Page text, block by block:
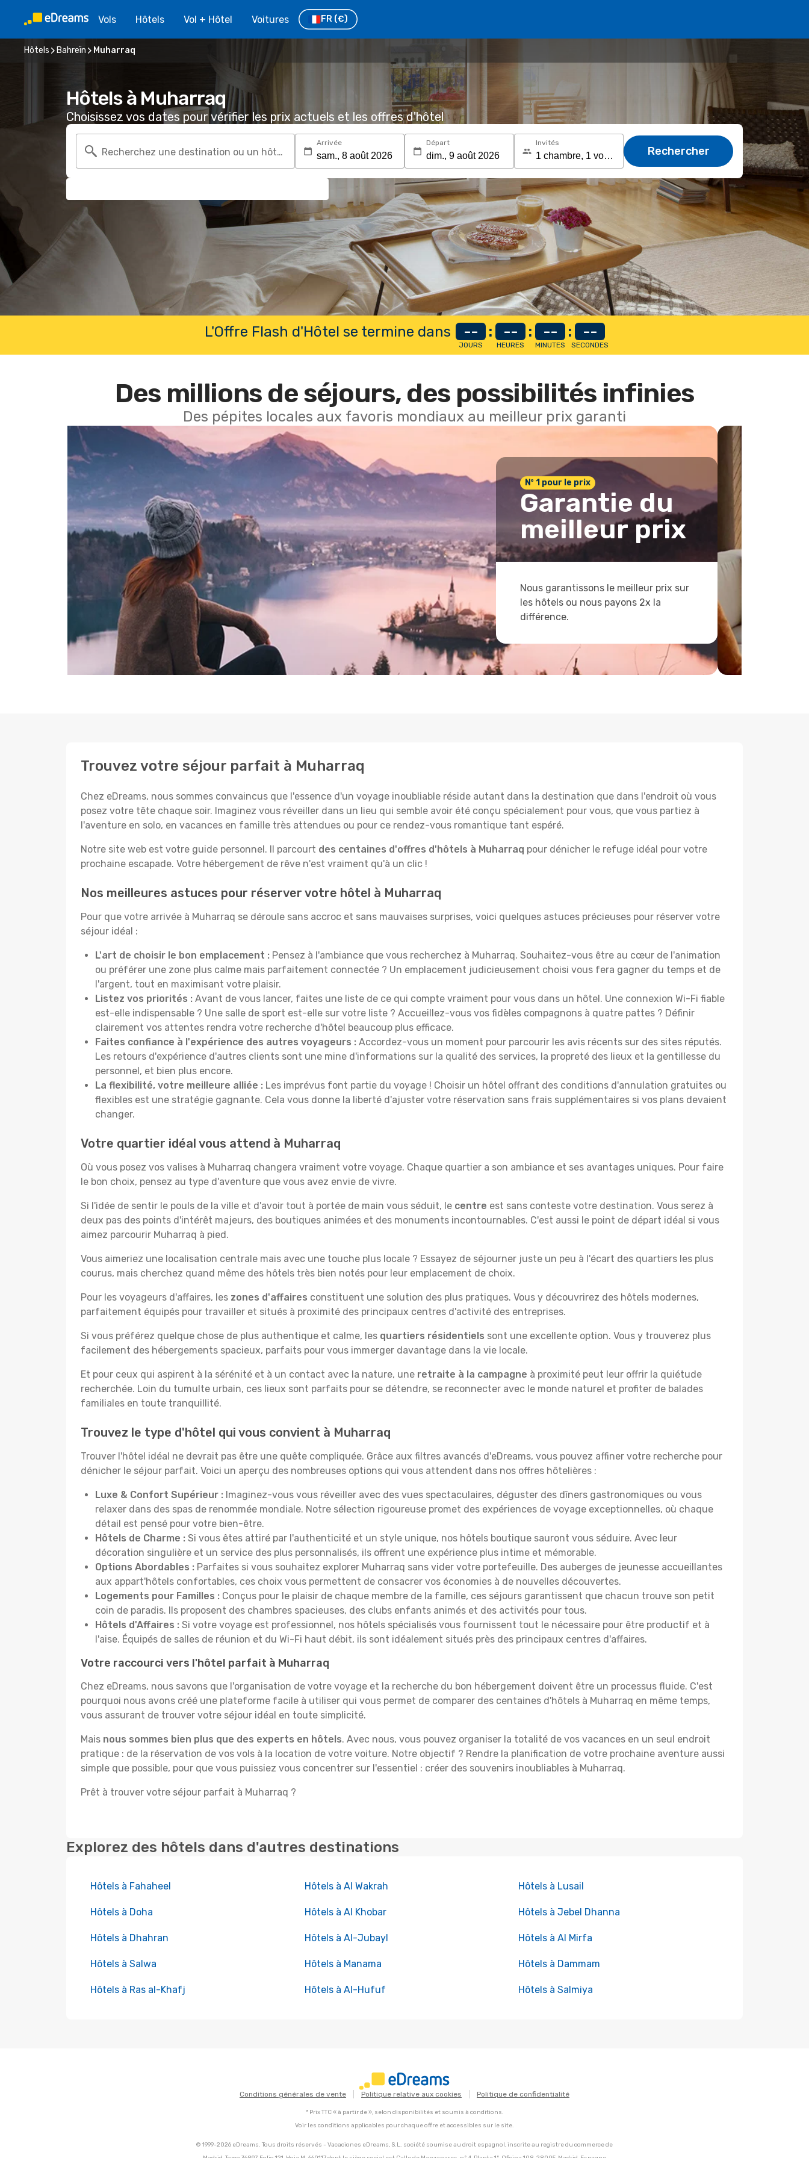
Vols Hôtels Vol + Hôtel Voitures FR (€)
Hôtels Bahreïn Muharraq
Hôtels à Muharraq
Choisissez vos dates pour vérifier les prix actuels et les offres d'hôtel
Recherchez une destination ou un hôtel
Arrivée Départ Invités
Rechercher
L'Offre Flash d'Hôtel se termine dans --
JOURS
: --
HEURES
: --
MINUTES
: --
SECONDES
Des millions de séjours, des possibilités infinies
Des pépites locales aux favoris mondiaux au meilleur prix garanti
Nº 1 pour le prix
Garantie du
meilleur prix
Nous garantissons le meilleur prix sur
les hôtels ou nous payons 2x la
différence.
Trouvez votre séjour parfait à Muharraq
Chez eDreams, nous sommes convaincus que l'essence d'un voyage inoubliable réside autant dans la destination que dans l'endroit où vous
posez votre tête chaque soir. Imaginez vous réveiller dans un lieu qui semble avoir été conçu spécialement pour vous, que vous partiez à
l'aventure en solo, en vacances en famille très attendues ou pour ce rendez-vous romantique tant espéré.
Notre site web est votre guide personnel. Il parcourt des centaines d'offres d'hôtels à Muharraq pour dénicher le refuge idéal pour votre
prochaine escapade. Votre hébergement de rêve n'est vraiment qu'à un clic !
Nos meilleures astuces pour réserver votre hôtel à Muharraq
Pour que votre arrivée à Muharraq se déroule sans accroc et sans mauvaises surprises, voici quelques astuces précieuses pour réserver votre
séjour idéal :
L'art de choisir le bon emplacement : Pensez à l'ambiance que vous recherchez à Muharraq. Souhaitez-vous être au cœur de l'animation
ou préférer une zone plus calme mais parfaitement connectée ? Un emplacement judicieusement choisi vous fera gagner du temps et de
l'argent, tout en maximisant votre plaisir.
Listez vos priorités : Avant de vous lancer, faites une liste de ce qui compte vraiment pour vous dans un hôtel. Une connexion Wi-Fi fiable
est-elle indispensable ? Une salle de sport est-elle sur votre liste ? Accueillez-vous vos fidèles compagnons à quatre pattes ? Définir
clairement vos attentes rendra votre recherche d'hôtel beaucoup plus efficace.
Faites confiance à l'expérience des autres voyageurs : Accordez-vous un moment pour parcourir les avis récents sur des sites réputés.
Les retours d'expérience d'autres clients sont une mine d'informations sur la qualité des services, la propreté des lieux et la gentillesse du
personnel, et bien plus encore.
La flexibilité, votre meilleure alliée : Les imprévus font partie du voyage ! Choisir un hôtel offrant des conditions d'annulation gratuites ou
flexibles est une stratégie gagnante. Cela vous donne la liberté d'ajuster votre réservation sans frais supplémentaires si vos plans devaient
changer.
Votre quartier idéal vous attend à Muharraq
Où vous posez vos valises à Muharraq changera vraiment votre voyage. Chaque quartier a son ambiance et ses avantages uniques. Pour faire
le bon choix, pensez au type d'aventure que vous avez envie de vivre.
Si l'idée de sentir le pouls de la ville et d'avoir tout à portée de main vous séduit, le centre est sans conteste votre destination. Vous serez à
deux pas des points d'intérêt majeurs, des boutiques animées et des monuments incontournables. C'est aussi le point de départ idéal si vous
aimez parcourir Muharraq à pied.
Vous aimeriez une localisation centrale mais avec une touche plus locale ? Essayez de séjourner juste un peu à l'écart des quartiers les plus
courus, mais cherchez quand même des hôtels très bien notés pour leur emplacement de choix.
Pour les voyageurs d'affaires, les zones d'affaires constituent une solution des plus pratiques. Vous y découvrirez des hôtels modernes,
parfaitement équipés pour travailler et situés à proximité des principaux centres d'activité des entreprises.
Si vous préférez quelque chose de plus authentique et calme, les quartiers résidentiels sont une excellente option. Vous y trouverez plus
facilement des hébergements spacieux, parfaits pour vous immerger davantage dans la vie locale.
Et pour ceux qui aspirent à la sérénité et à un contact avec la nature, une retraite à la campagne à proximité peut leur offrir la quiétude
recherchée. Loin du tumulte urbain, ces lieux sont parfaits pour se détendre, se reconnecter avec le monde naturel et profiter de balades
familiales en toute tranquillité.
Trouvez le type d'hôtel qui vous convient à Muharraq
Trouver l'hôtel idéal ne devrait pas être une quête compliquée. Grâce aux filtres avancés d'eDreams, vous pouvez affiner votre recherche pour
dénicher le séjour parfait. Voici un aperçu des nombreuses options qui vous attendent dans nos offres hôtelières :
Luxe & Confort Supérieur : Imaginez-vous vous réveiller avec des vues spectaculaires, déguster des dîners gastronomiques ou vous
relaxer dans des spas de renommée mondiale. Notre sélection rigoureuse promet des expériences de voyage exceptionnelles, où chaque
détail est pensé pour votre bien-être.
Hôtels de Charme : Si vous êtes attiré par l'authenticité et un style unique, nos hôtels boutique sauront vous séduire. Avec leur
décoration singulière et un service des plus personnalisés, ils offrent une expérience plus intime et mémorable.
Options Abordables : Parfaites si vous souhaitez explorer Muharraq sans vider votre portefeuille. Des auberges de jeunesse accueillantes
aux appart'hôtels confortables, ces choix vous permettent de consacrer vos économies à de nouvelles découvertes.
Logements pour Familles : Conçus pour le plaisir de chaque membre de la famille, ces séjours garantissent que chacun trouve son petit
coin de paradis. Ils proposent des chambres spacieuses, des clubs enfants animés et des activités pour tous.
Hôtels d'Affaires : Si votre voyage est professionnel, nos hôtels spécialisés vous fournissent tout le nécessaire pour être productif et à
l'aise. Équipés de salles de réunion et du Wi-Fi haut débit, ils sont idéalement situés près des principaux centres d'affaires.
Votre raccourci vers l'hôtel parfait à Muharraq
Chez eDreams, nous savons que l'organisation de votre voyage et la recherche du bon hébergement doivent être un processus fluide. C'est
pourquoi nous avons créé une plateforme facile à utiliser qui vous permet de comparer des centaines d'hôtels à Muharraq en même temps,
vous assurant de trouver votre séjour idéal en toute simplicité.
Mais nous sommes bien plus que des experts en hôtels. Avec nous, vous pouvez organiser la totalité de vos vacances en un seul endroit
pratique : de la réservation de vos vols à la location de votre voiture. Notre objectif ? Rendre la planification de votre prochaine aventure aussi
simple que possible, pour que vous puissiez vous concentrer sur l'essentiel : créer des souvenirs inoubliables à Muharraq.
Prêt à trouver votre séjour parfait à Muharraq ?
Explorez des hôtels dans d'autres destinations
Hôtels à Fahaheel Hôtels à Al Wakrah Hôtels à Lusail
Hôtels à Doha Hôtels à Al Khobar Hôtels à Jebel Dhanna
Hôtels à Dhahran Hôtels à Al-Jubayl Hôtels à Al Mirfa
Hôtels à Salwa Hôtels à Manama Hôtels à Dammam
Hôtels à Ras al-Khafj Hôtels à Al-Hufuf Hôtels à Salmiya
Conditions générales de vente Politique relative aux cookies Politique de confidentialité
* Prix TTC « à partir de », selon disponibilités et soumis à conditions.
Voir les conditions applicables pour chaque offre et accessibles sur le site.
© 1999-2026 eDreams. Tous droits réservés - Vacaciones eDreams, S.L. société soumise au droit espagnol, inscrite au registre du commerce de